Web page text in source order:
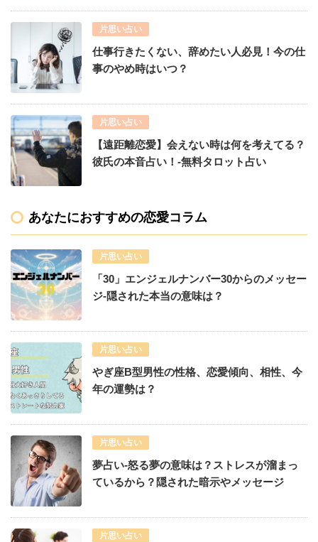
片思い占い
仕事行きたくない、辞めたい人必見！今の仕
事のやめ時はいつ？
片思い占い
【遠距離恋愛】会えない時は何を考えてる？
彼氏の本音占い！-無料タロット占い
あなたにおすすめの恋愛コラム
片思い占い
「30」エンジェルナンバー30からのメッセー
ジ-隠された本当の意味は？
片思い占い
やぎ座B型男性の性格、恋愛傾向、相性、今
年の運勢は？
片思い占い
夢占い-怒る夢の意味は？ストレスが溜まっ
ているから？隠された暗示やメッセージ
片思い占い